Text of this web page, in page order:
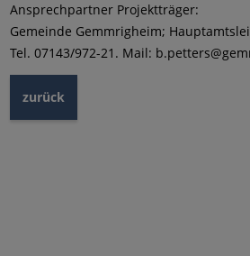
Ansprechpartner Projektträger:
Gemeinde Gemmrigheim;
Tel. 07143/972-21. Mail:
zurück